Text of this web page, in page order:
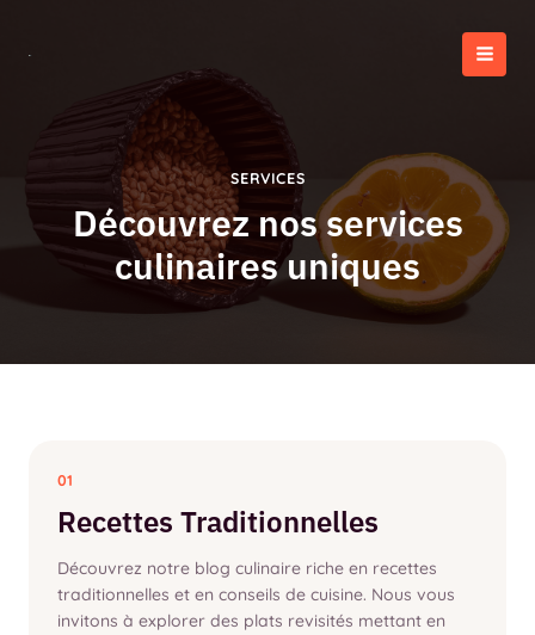
SERVICES
Découvrez nos services
culinaires uniques
01
Recettes Traditionnelles
Découvrez notre blog culinaire riche en recettes
traditionnelles et en conseils de cuisine. Nous vous
invitons à explorer des plats revisités mettant en